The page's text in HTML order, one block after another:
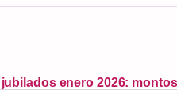
enero 2026: